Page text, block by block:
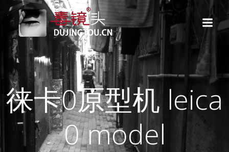
转
到
内
容
徕卡0原型机 leica
0 model